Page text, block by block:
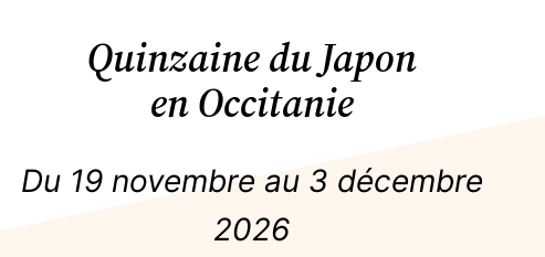
Quinzaine du Japon
en Occitanie
Du 19 novembre au 3 décembre
2026